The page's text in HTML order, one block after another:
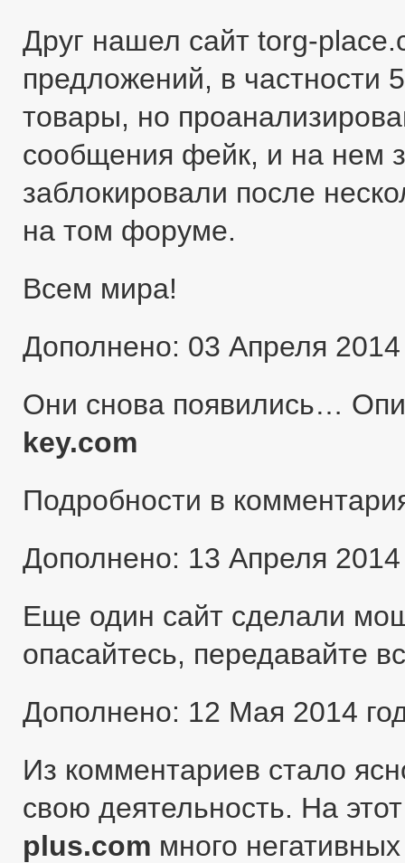
Друг нашел сайт torg-
предложений, в частности
товары, но
сообщения фейк, и на нем
заблокировали после
на том форуме.
Всем мира!
Дополнено: 03 Апреля 2014
Они снова появились…
key.com
Подробности в
Дополнено: 13 Апреля 2014
Еще один сайт сделали
опасайтесь, передавайте
Дополнено: 12 Мая 2014
Из комментариев стало
свою деятельность. На
plus.com много